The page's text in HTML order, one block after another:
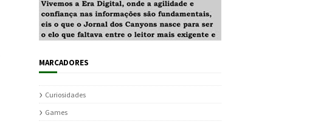
MARCADORES
Curiosidades
Games